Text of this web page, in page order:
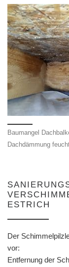
Baumangel
Dachdämmung
ESTRICH
Der
vor:
Entfernung der